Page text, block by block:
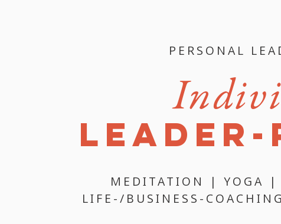
PERSONAL
LEADER-
MEDITATION | YOGA |
LIFE-/BUSINESS-